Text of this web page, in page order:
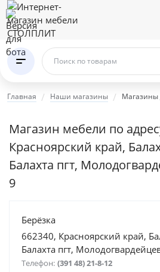
Поиск по товарам
Главная Наши магазины Магазины
Магазин мебели по
Красноярский край,
Балахта пгт,
9
Берёзка
662340, Красноярский край,
Балахта пгт,
Телефон: (391 48) 21-8-12